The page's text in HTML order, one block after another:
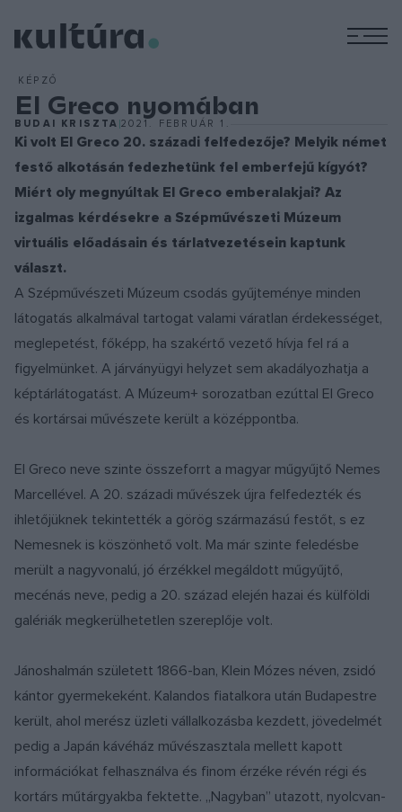
KÉPZŐ
El Greco nyomában
BUDAI KRISZTA 2021. FEBRUÁR 1.
Ki volt El Greco 20. századi felfedezője? Melyik német
festő alkotásán fedezhetünk fel emberfejű kígyót?
Miért oly megnyúltak El Greco emberalakjai? Az
izgalmas kérdésekre a Szépművészeti Múzeum
virtuális előadásain és tárlatvezetésein kaptunk
választ.
A Szépművészeti Múzeum csodás gyűjteménye minden
látogatás alkalmával tartogat valami váratlan érdekességet,
meglepetést, főképp, ha szakértő vezető hívja fel rá a
figyelmünket. A járványügyi helyzet sem akadályozhatja a
képtárlátogatást. A Múzeum+ sorozatban ezúttal El Greco
és kortársai művészete került a középpontba.
El Greco neve szinte összeforrt a magyar műgyűjtő Nemes
Marcellével. A 20. századi művészek újra felfedezték és
ihletőjüknek tekintették a görög származású festőt, s ez
Nemesnek is köszönhető volt. Ma már szinte feledésbe
merült a nagyvonalú, jó érzékkel megáldott műgyűjtő,
mecénás neve, pedig a 20. század elején hazai és külföldi
galériák megkerülhetetlen szereplője volt.
Jánoshalmán született 1866-ban, Klein Mózes néven, zsidó
kántor gyermekeként. Kalandos fiatalkora után Budapestre
került, ahol merész üzleti vállalkozásba kezdett, jövedelmét
pedig a Japán kávéház művészasztala mellett kapott
információkat felhasználva és finom érzéke révén régi és
kortárs műtárgyakba fektette. „Nagyban” utazott, nyolcvan-